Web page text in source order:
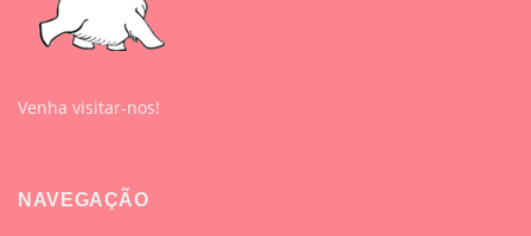
Venha visitar-nos!
NAVEGAÇÃO